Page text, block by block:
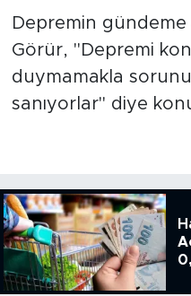
Depremin gündeme
Görür, "Depremi
duymamakla
sanıyorlar" diye